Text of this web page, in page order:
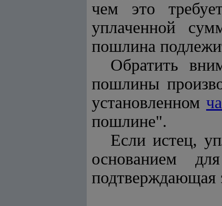
чем это
уплаченной
пошлина
Обратить
пошлины
установленном
пошлине".
Если истец,
основанием
подтверждающая